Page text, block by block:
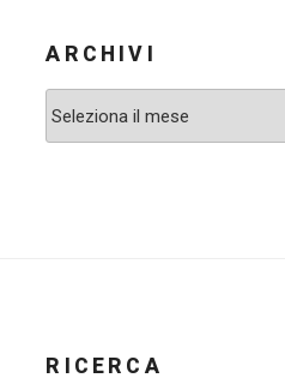
ARCHIVI
Archivi
RICERCA